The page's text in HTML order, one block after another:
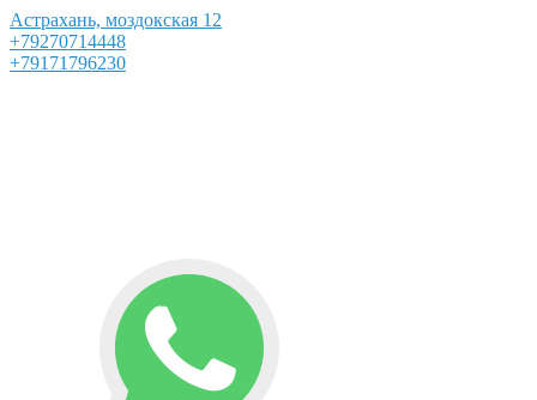
Астрахань, моздокская 12
+79270714448
+79171796230